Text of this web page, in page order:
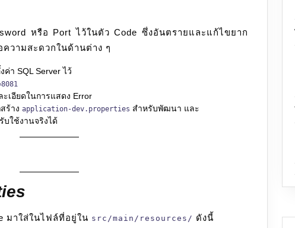
หรือ Port ไว้ในตัว Code ซึ่งอันตรายและแก้ไขยาก
ความสะดวกในด้านต่าง ๆ
า SQL Server ไว้
เอียดในการแสดง Error
ร้าง application-dev.properties สำหรับพัฒนา และ
บใช้งานจริงได้
มาใส่ในไฟล์ที่อยู่ใน src/main/resources/ ดังนี้